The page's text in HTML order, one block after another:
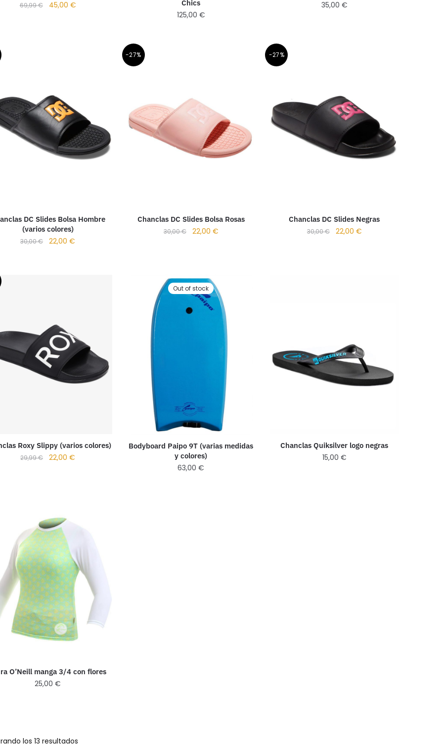
69,99€ 45,00 €
Chics
125,00 €
35,00 €
DC Slides Bolsa Hombre
(varios colores)
30,00€ 22,00€
-27%
Chanclas DC Slides Bolsa Rosas
30,00€ 22,00 €
-27%
Chanclas DC Slides Negras
30,00€ 22,00 €
Roxy Slippy (varios colores)
29,99€ 22,00€
Out of stock
Bodyboard Paipo 9T (varias medidas
y colores)
63,00€
Chanclas Quiksilver logo negras
15,00 €
O’Neill manga 3/4 con flores
25,00€
los 13 resultados